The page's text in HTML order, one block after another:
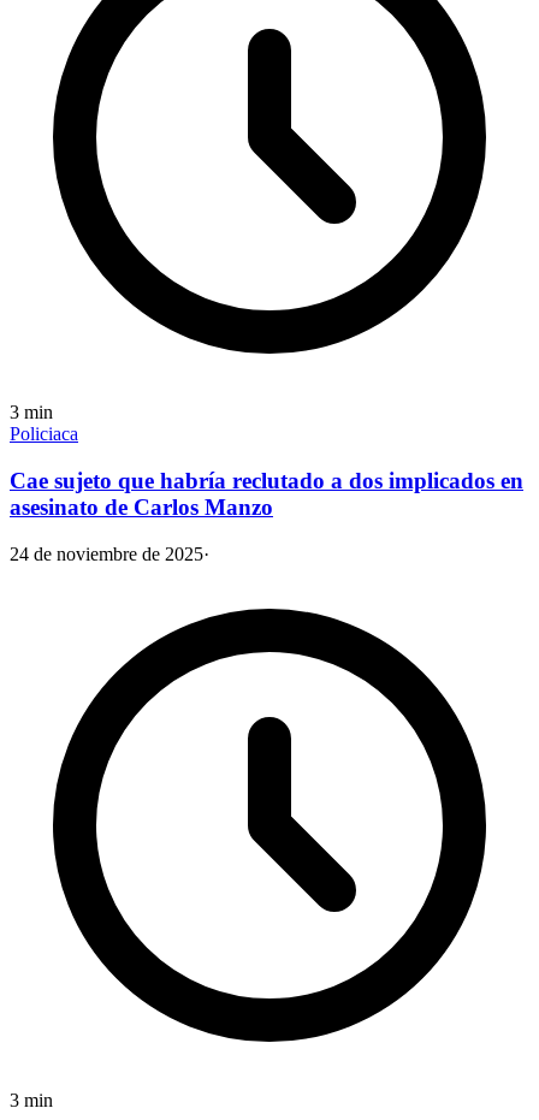
3 min
Policiaca
Cae sujeto que habría reclutado a dos implicados en
asesinato de Carlos Manzo
24 de noviembre de 2025·
3 min